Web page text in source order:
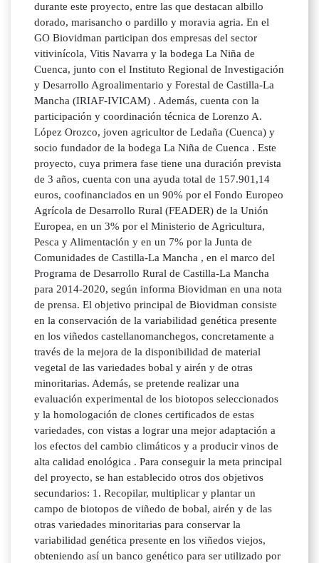
durante este proyecto, entre las que destacan albillo
dorado, marisancho o pardillo y moravia agria. En el
GO Biovidman participan dos empresas del sector
vitivinícola, Vitis Navarra y la bodega La Niña de
Cuenca, junto con el Instituto Regional de Investigación
y Desarrollo Agroalimentario y Forestal de Castilla-La
Mancha (IRIAF-IVICAM) . Además, cuenta con la
participación y coordinación técnica de Lorenzo A.
López Orozco, joven agricultor de Ledaña (Cuenca) y
socio fundador de la bodega La Niña de Cuenca . Este
proyecto, cuya primera fase tiene una duración prevista
de 3 años, cuenta con una ayuda total de 157.901,14
euros, coofinanciados en un 90% por el Fondo Europeo
Agrícola de Desarrollo Rural (FEADER) de la Unión
Europea, en un 3% por el Ministerio de Agricultura,
Pesca y Alimentación y en un 7% por la Junta de
Comunidades de Castilla-La Mancha , en el marco del
Programa de Desarrollo Rural de Castilla-La Mancha
para 2014-2020, según informa Biovidman en una nota
de prensa. El objetivo principal de Biovidman consiste
en la conservación de la variabilidad genética presente
en los viñedos castellanomanchegos, concretamente a
través de la mejora de la disponibilidad de material
vegetal de las variedades bobal y airén y de otras
minoritarias. Además, se pretende realizar una
evaluación experimental de los biotopos seleccionados
y la homologación de clones certificados de estas
variedades, con vistas a lograr una mejor adaptación a
los efectos del cambio climáticos y a producir vinos de
alta calidad enológica . Para conseguir la meta principal
del proyecto, se han establecido otros dos objetivos
secundarios: 1. Recopilar, multiplicar y plantar un
campo de biotopos de viñedo de bobal, airén y de las
otras variedades minoritarias para conservar la
variabilidad genética presente en los viñedos viejos,
obteniendo así un banco genético para ser utilizado por